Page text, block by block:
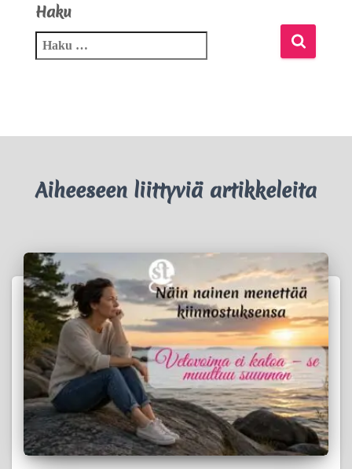
Haku
Aiheeseen liittyviä artikkeleita